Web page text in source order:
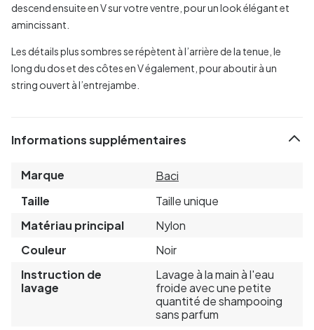
descend ensuite en V sur votre ventre, pour un look élégant et
amincissant.
Les détails plus sombres se répètent à l’arrière de la tenue, le
long du dos et des côtes en V également, pour aboutir à un
string ouvert à l’entrejambe.
Informations supplémentaires
Marque
Baci
Taille
Taille unique
Matériau principal
Nylon
Couleur
Noir
Instruction de
lavage
Lavage à la main à l'eau
froide avec une petite
quantité de shampooing
sans parfum